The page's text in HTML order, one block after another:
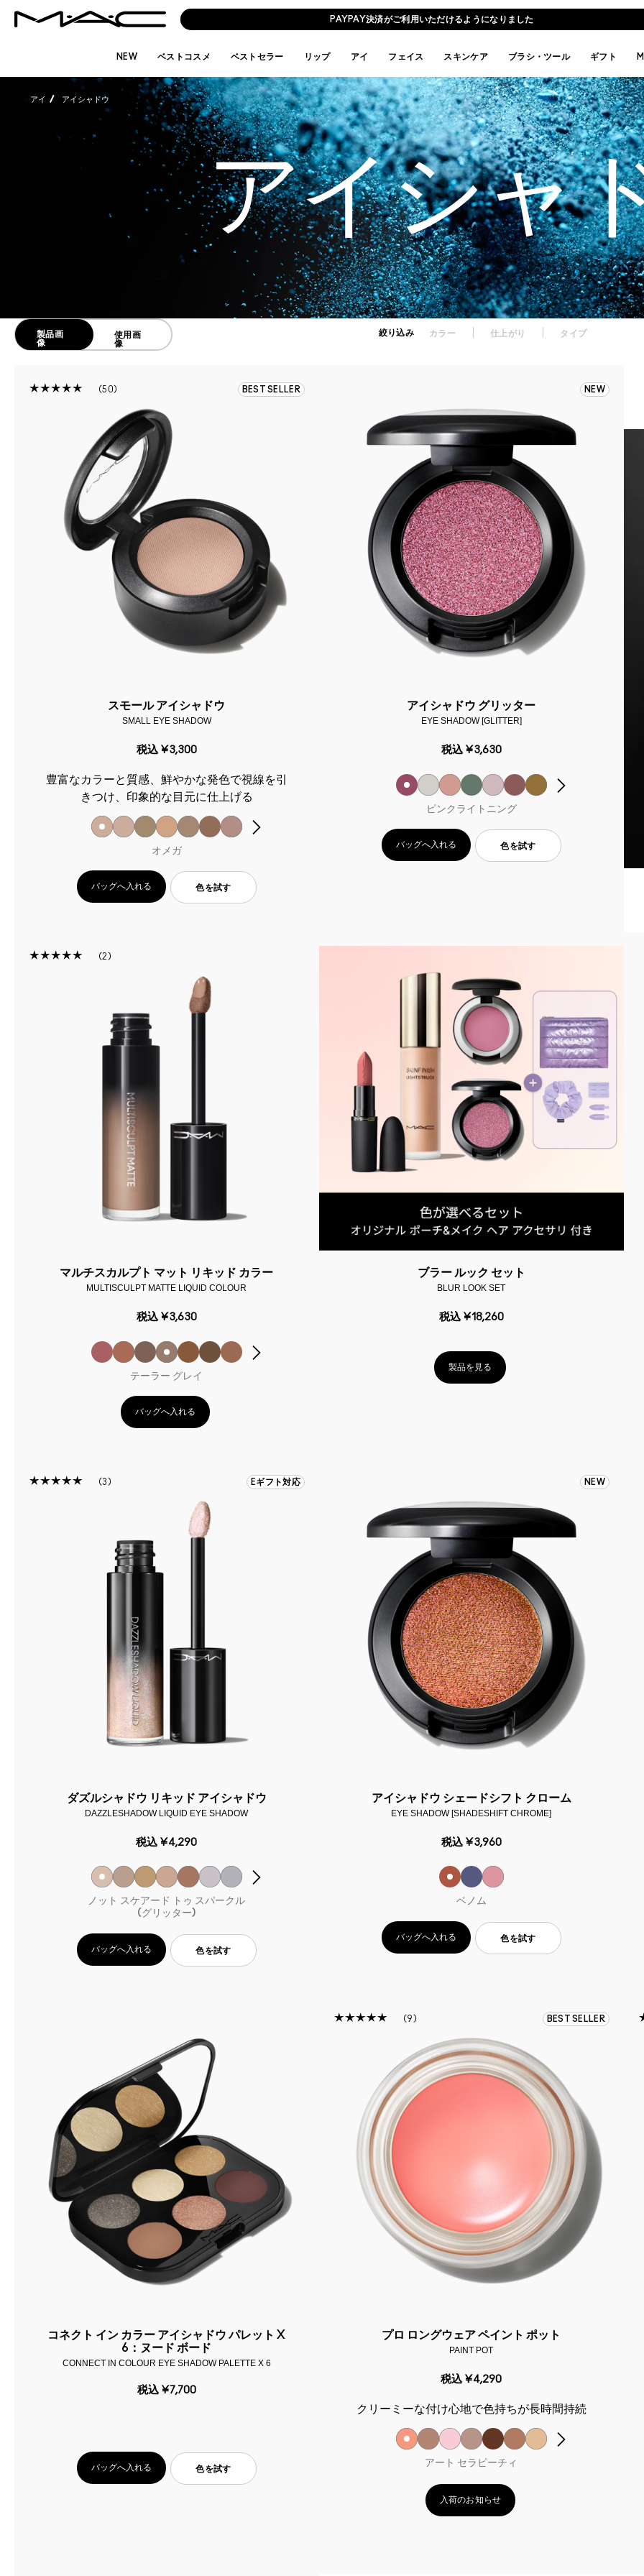
PAYPAY決済がご利用いただけるようになりました
NEW ベストコスメ ベストセラー リップ アイ フェイス スキンケア ブラシ・ツール ギフト
アイシャ
アイ アイシャドウ
製品画
像
使用画
像
絞り込み カラー 仕上がり タイプ
50 BEST SELLER
スモール アイシャドウ
SMALL EYE SHADOW
税込 ¥3,300
豊富なカラーと質感、鮮やかな発色で視線を引
きつけ、印象的な目元に仕上げる
オメガ
バッグへ入れる 色を試す
NEW
アイシャドウ グリッター
EYE SHADOW [GLITTER]
税込 ¥3,630
ピンクライトニング
バッグへ入れる 色を試す
2
マルチスカルプト マット リキッド カラー
MULTISCULPT MATTE LIQUID COLOUR
税込 ¥3,630
テーラー グレイ
バッグへ入れる
ブラー ルック セット
BLUR LOOK SET
税込 ¥18,260
製品を見る
3 Eギフト対応
ダズルシャドウ リキッド アイシャドウ
DAZZLESHADOW LIQUID EYE SHADOW
税込 ¥4,290
ノット スケアード トゥ スパークル
(グリッター)
バッグへ入れる 色を試す
NEW
アイシャドウ シェードシフト クローム
EYE SHADOW [SHADESHIFT CHROME]
税込 ¥3,960
ベノム
バッグへ入れる 色を試す
コネクト イン カラー アイシャドウ パレット X
6：ヌード ボード
CONNECT IN COLOUR EYE SHADOW PALETTE X 6
税込 ¥7,700
バッグへ入れる 色を試す
9 BEST SELLER
プロ ロングウェア ペイント ポット
PAINT POT
税込 ¥4,290
クリーミーな付け心地で色持ちが長時間持続
アート セラピーチィ
入荷のお知らせ